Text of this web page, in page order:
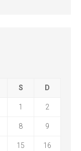
S D
1 2
8 9
15 16